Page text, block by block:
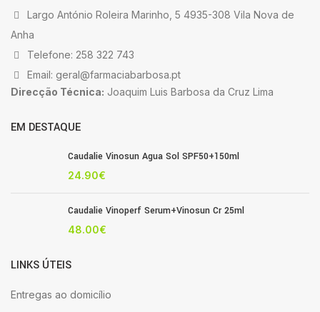
Largo António Roleira Marinho, 5 4935-308 Vila Nova de
Anha
Telefone: 258 322 743
Email: geral@farmaciabarbosa.pt
Direcção Técnica: Joaquim Luis Barbosa da Cruz Lima
EM DESTAQUE
Caudalie Vinosun Agua Sol SPF50+150ml
24.90€
Caudalie Vinoperf Serum+Vinosun Cr 25ml
48.00€
LINKS ÚTEIS
Entregas ao domicílio